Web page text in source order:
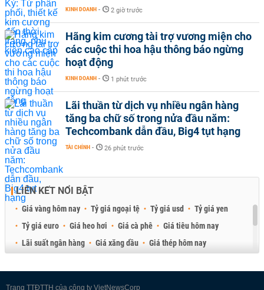
KINH DOANH - 2 giờ trước
Hãng kim cương tài trợ vương miện cho
các cuộc thi hoa hậu thông báo ngừng
hoạt động
KINH DOANH - 1 phút trước
Lãi thuần từ dịch vụ nhiều ngân hàng
tăng ba chữ số trong nửa đầu năm:
Techcombank dẫn đầu, Big4 tụt hạng
TÀI CHÍNH - 26 phút trước
LIÊN KẾT NỔI BẬT
Giá vàng hôm nay Tỷ giá ngoại tệ Tỷ giá usd
Tỷ giá yen
Tỷ giá euro
Giá heo hơi Giá cà phê
Giá tiêu hôm nay
Lãi suất ngân hàng
Giá xăng dầu
Giá thép hôm nay
Trang TTĐTTH của công ty VietNewsCorp